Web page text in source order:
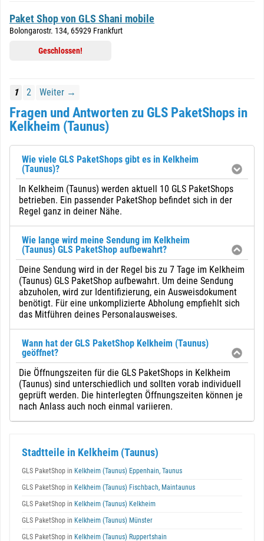
Paket Shop von GLS Shani mobile
Bolongarostr. 134, 65929 Frankfurt
Geschlossen!
1 2 Weiter →
Fragen und Antworten zu GLS PaketShops in
Kelkheim (Taunus)
Wie viele GLS PaketShops gibt es in Kelkheim
(Taunus)?
In Kelkheim (Taunus) werden aktuell 10 GLS PaketShops
betrieben. Ein passender PaketShop befindet sich in der
Regel ganz in deiner Nähe.
Wie lange wird meine Sendung im Kelkheim
(Taunus) GLS PaketShop aufbewahrt?
Deine Sendung wird in der Regel bis zu 7 Tage im Kelkheim
(Taunus) GLS PaketShop aufbewahrt. Um deine Sendung
abzuholen, wird zur Identifizierung, ein Ausweisdokument
benötigt. Für eine unkomplizierte Abholung empfiehlt sich
das Mitführen deines Personalausweises.
Wann hat der GLS PaketShop Kelkheim (Taunus)
geöffnet?
Die Öffnungszeiten für die GLS PaketShops in Kelkheim
(Taunus) sind unterschiedlich und sollten vorab individuell
geprüft werden. Die hinterlegten Öffnungszeiten können je
nach Anlass auch noch einmal variieren.
Stadtteile in Kelkheim (Taunus)
GLS PaketShop in Kelkheim (Taunus) Eppenhain, Taunus
GLS PaketShop in Kelkheim (Taunus) Fischbach, Maintaunus
GLS PaketShop in Kelkheim (Taunus) Kelkheim
GLS PaketShop in Kelkheim (Taunus) Münster
GLS PaketShop in Kelkheim (Taunus) Ruppertshain